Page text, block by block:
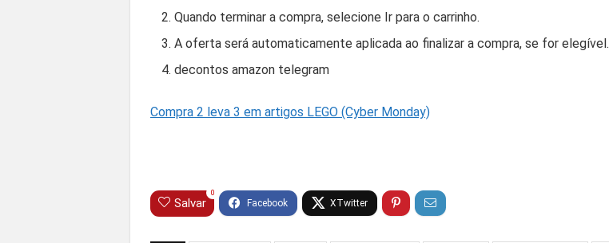
Quando terminar a compra, selecione Ir para o carrinho.
A oferta será automaticamente aplicada ao finalizar a compra, se for elegível.
decontos amazon telegram
Compra 2 leva 3 em artigos LEGO (Cyber Monday)
Salvar
0